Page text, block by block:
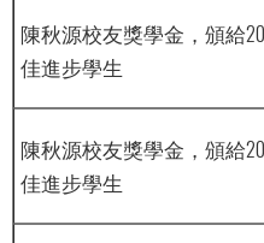
陳秋源校友獎學金，頒給
佳進步學生
陳秋源校友獎學金，頒給
佳進步學生